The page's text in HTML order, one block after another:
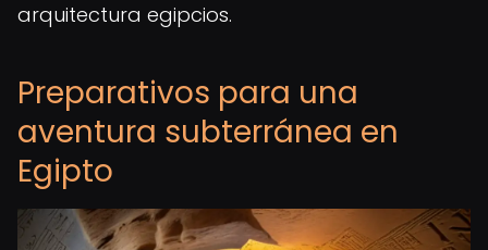
arquitectura egipcios.
Preparativos para una
aventura subterránea en
Egipto